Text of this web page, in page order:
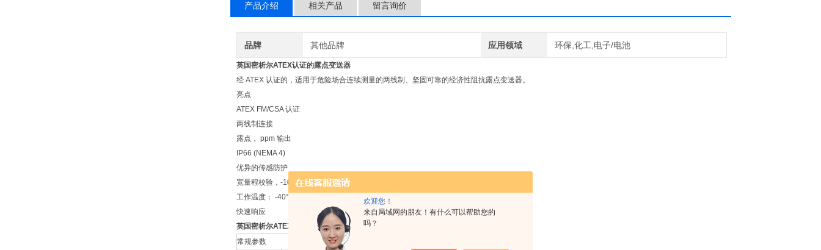
欢迎您！
来自局域网的朋友！有什么可以帮助您的
吗？
产品介绍 相关产品 留言询价
品牌 其他品牌 应用领域 环保,化工,电子/电池
英国密析尔ATEX认证的露点变送器
经 ATEX 认证的，适用于危险场合连续测量的两线制、坚固可靠的经济性阻抗露点变送器。
亮点
ATEX FM/CSA 认证
两线制连接
露点， ppm 输出
IP66 (NEMA 4)
优异的传感防护
宽量程校验，-100 ~ +20°C 露点
工作温度： -40°C ~ +60°C
快速响应
英国密析尔ATEX认证的露点变送器
常规参数